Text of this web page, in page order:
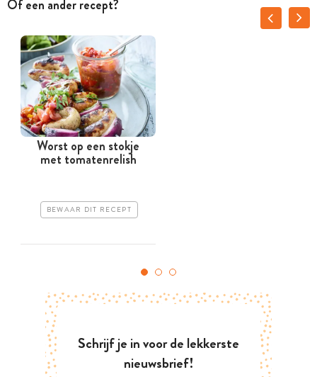
Of een ander recept?
Worst op een stokje
met tomatenrelish
BEWAAR DIT RECEPT
Schrijf je in voor de lekkerste
nieuwsbrief!